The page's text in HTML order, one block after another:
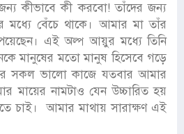
কীভাবে কী করবো! তাঁদের জন্য
মধ্যে বেঁচে থাকে। আমার মা তাঁর
এই অল্প আয়ুর মধ্যে তিনি
মানুষের মতো মানুষ হিসেবে গড়ে
সকল ভালো কাজে যতবার আমার
নামটাও যেন উচ্চারিত হয়
চাই। আমার মাথায় সারাক্ষণ এই